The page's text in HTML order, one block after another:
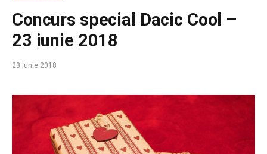
Concurs special Dacic Cool –
23 iunie 2018
23 iunie 2018